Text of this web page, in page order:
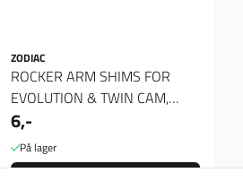
ZODIAC
ROCKER ARM SHIMS FOR
EVOLUTION & TWIN CAM,
Spacer 012"
6,-
På lager